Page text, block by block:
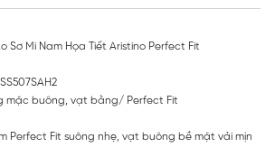
Sơ Mi Nam Họa Tiết Aristino Perfect Fit
mặc buông, vạt bằng/ Perfect Fit
Perfect Fit suông nhẹ, vạt buông bề mặt vải mịn